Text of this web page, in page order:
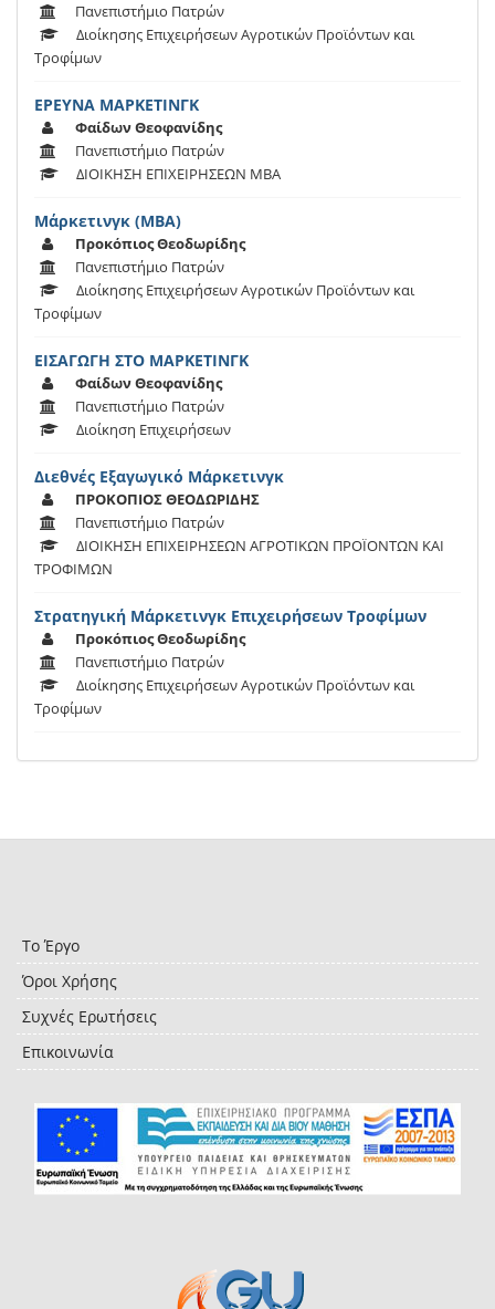
Πανεπιστήμιο Πατρών
Διοίκησης Επιχειρήσεων Αγροτικών Προϊόντων και
Τροφίμων
ΕΡΕΥΝΑ ΜΑΡΚΕΤΙΝΓΚ
Φαίδων Θεοφανίδης
Πανεπιστήμιο Πατρών
ΔΙΟΙΚΗΣΗ ΕΠΙΧΕΙΡΗΣΕΩΝ ΜΒΑ
Μάρκετινγκ (ΜΒΑ)
Προκόπιος Θεοδωρίδης
Πανεπιστήμιο Πατρών
Διοίκησης Επιχειρήσεων Αγροτικών Προϊόντων και
Τροφίμων
ΕΙΣΑΓΩΓΗ ΣΤΟ ΜΑΡΚΕΤΙΝΓΚ
Φαίδων Θεοφανίδης
Πανεπιστήμιο Πατρών
Διοίκηση Επιχειρήσεων
Διεθνές Εξαγωγικό Μάρκετινγκ
ΠΡΟΚΟΠΙΟΣ ΘΕΟΔΩΡΙΔΗΣ
Πανεπιστήμιο Πατρών
ΔΙΟΙΚΗΣΗ ΕΠΙΧΕΙΡΗΣΕΩΝ ΑΓΡΟΤΙΚΩΝ ΠΡΟΪΟΝΤΩΝ ΚΑΙ
ΤΡΟΦΙΜΩΝ
Στρατηγική Μάρκετινγκ Επιχειρήσεων Τροφίμων
Προκόπιος Θεοδωρίδης
Πανεπιστήμιο Πατρών
Διοίκησης Επιχειρήσεων Αγροτικών Προϊόντων και
Τροφίμων
Το Έργο
Όροι Χρήσης
Συχνές Ερωτήσεις
Επικοινωνία